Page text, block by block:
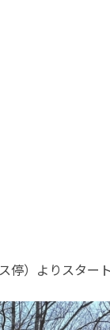
）よりスタート